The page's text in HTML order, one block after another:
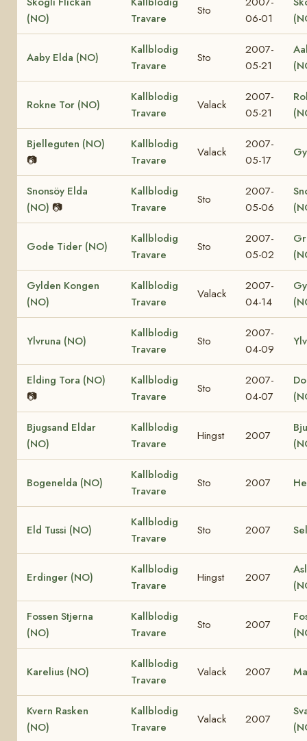
(NO)
Travare
Sto
06-01
Aaby Elda (NO)
Kallblodig
Travare
Sto
2007-
05-21
Rokne Tor (NO)
Kallblodig
Travare
Valack
2007-
05-21
Bjelleguten (NO)
📷
Kallblodig
Travare
Valack
2007-
05-17
Snonsöy Elda
(NO) 📷
Kallblodig
Travare
Sto
2007-
05-06
Gode Tider (NO)
Kallblodig
Travare
Sto
2007-
05-02
Gylden Kongen
(NO)
Kallblodig
Travare
Valack
2007-
04-14
Ylvruna (NO)
Kallblodig
Travare
Sto
2007-
04-09
Elding Tora (NO)
📷
Kallblodig
Travare
Sto
2007-
04-07
Bjugsand Eldar
(NO)
Kallblodig
Travare
Hingst 2007
Bogenelda (NO)
Kallblodig
Travare
Sto 2007
Eld Tussi (NO)
Kallblodig
Travare
Sto 2007
Erdinger (NO)
Kallblodig
Travare
Hingst 2007
Fossen Stjerna
(NO)
Kallblodig
Travare
Sto 2007
Karelius (NO)
Kallblodig
Travare
Valack 2007
Kvern Rasken
(NO)
Kallblodig
Travare
Valack 2007